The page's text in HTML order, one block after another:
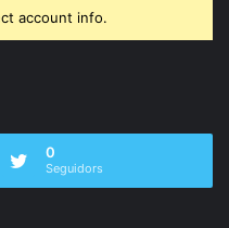
account info.
0
Seguidors